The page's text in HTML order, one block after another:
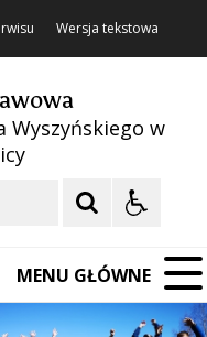
Wersja tekstowa
Wyszyńskiego w
MENU GŁÓWNE